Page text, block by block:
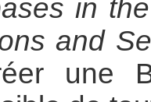
in
and
une